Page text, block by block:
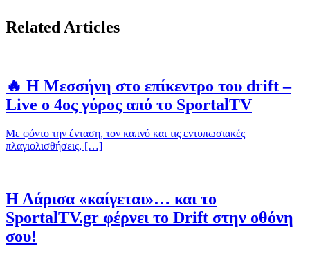
Related Articles
🔥 Η Μεσσήνη στο επίκεντρο του drift –
Live ο 4ος γύρος από το SportalTV
Με φόντο την ένταση, τον καπνό και τις εντυπωσιακές
πλαγιολισθήσεις, […]
Η Λάρισα «καίγεται»… και το
SportalTV.gr φέρνει το Drift στην οθόνη
σου!